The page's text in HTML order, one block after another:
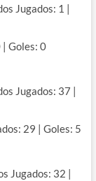
Jugados: 1 |
Goles: 0
Jugados: 37 |
29 | Goles: 5
Jugados: 32 |